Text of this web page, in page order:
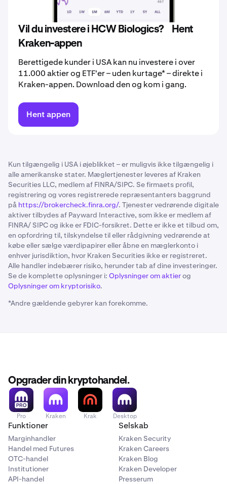
Vil du investere i HCW Biologics? Hent
Kraken-appen
Berettigede kunder i USA kan nu investere i over
11.000 aktier og ETF'er – uden kurtage* – direkte i
Kraken-appen. Download den og kom i gang.
Hent appen
Kun tilgængelig i USA i øjeblikket – er muligvis ikke tilgængelig i
alle amerikanske stater. Mæglertjenester leveres af Kraken
Securities LLC, medlem af FINRA/SIPC. Se firmaets profil,
registrering og vores registrerede repræsentanters baggrund
på https://brokercheck.finra.org/. Tjenester vedrørende digitale
aktiver tilbydes af Payward Interactive, som ikke er medlem af
FINRA/ SIPC og ikke er FDIC-forsikret. Dette er ikke et tilbud om,
en opfordring til, tilskyndelse til eller rådgivning vedrørende at
købe eller sælge værdipapirer eller åbne en mæglerkonto i
enhver jurisdiktion, hvor Kraken Securities ikke er registreret.
Alle handler indebærer risiko, herunder tab af dine investeringer.
Se de komplette oplysninger i: Oplysninger om aktierog
Oplysninger om kryptorisiko.
*Andre gældende gebyrer kan forekomme.
Opgrader din kryptohandel.
Pro Kraken Krak Desktop
Funktioner
Marginhandler
Handel med Futures
OTC-handel
Institutioner
API-handel
Selskab
Kraken Security
Kraken Careers
Kraken Blog
Kraken Developer
Presserum